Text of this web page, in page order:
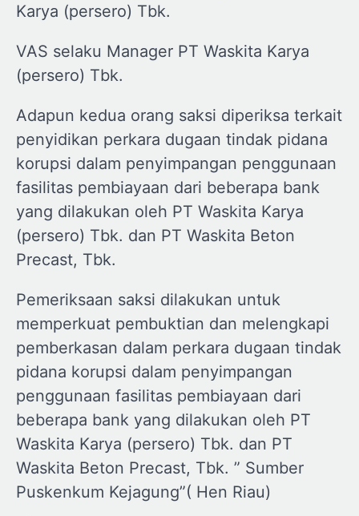
Karya (persero) Tbk.
VAS selaku Manager PT Waskita Karya
(persero) Tbk.
Adapun kedua orang saksi diperiksa terkait
penyidikan perkara dugaan tindak pidana
korupsi dalam penyimpangan penggunaan
fasilitas pembiayaan dari beberapa bank
yang dilakukan oleh PT Waskita Karya
(persero) Tbk. dan PT Waskita Beton
Precast, Tbk.
Pemeriksaan saksi dilakukan untuk
memperkuat pembuktian dan melengkapi
pemberkasan dalam perkara dugaan tindak
pidana korupsi dalam penyimpangan
penggunaan fasilitas pembiayaan dari
beberapa bank yang dilakukan oleh PT
Waskita Karya (persero) Tbk. dan PT
Waskita Beton Precast, Tbk. ” Sumber
Puskenkum Kejagung”( Hen Riau)